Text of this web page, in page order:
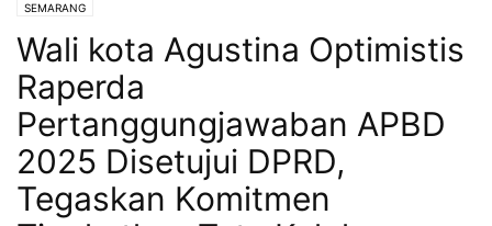
SEMARANG
Wali kota Agustina Optimistis
Raperda
Pertanggungjawaban APBD
2025 Disetujui DPRD,
Tegaskan Komitmen